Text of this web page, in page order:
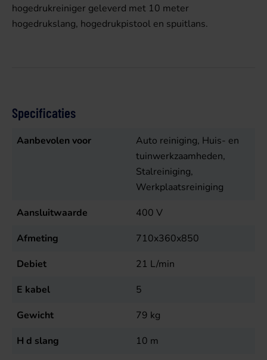
hogedrukreiniger geleverd met 10 meter
hogedrukslang, hogedrukpistool en spuitlans.
Specificaties
Aanbevolen voor
Auto reiniging, Huis- en
tuinwerkzaamheden,
Stalreiniging,
Werkplaatsreiniging
Aansluitwaarde
400 V
Afmeting
710x360x850
Debiet
21 L/min
E kabel
5
Gewicht
79 kg
H d slang
10 m